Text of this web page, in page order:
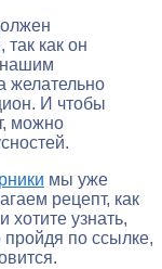
как он
нашим
желательно
И чтобы
можно
мы уже
рецепт, как
хотите узнать,
пройдя по ссылке,